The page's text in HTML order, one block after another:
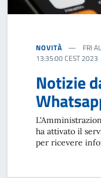
NOVITÀ
FRI
13:35:00 CEST
Notizie
ha attivato il
per ricevere